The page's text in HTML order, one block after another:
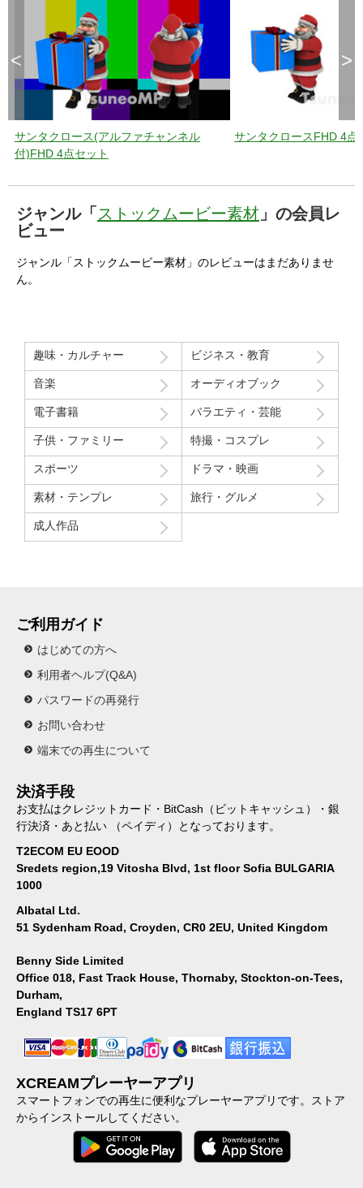
サンタクロース(アルファチャンネル
付)FHD 4点セット
サンタクロースFHD 4点
< >
ジャンル「ストックムービー素材 」の会員レ
ビュー
ジャンル「ストックムービー素材」のレビューはまだありませ
ん。
趣味・カルチャー ビジネス・教育
音楽 オーディオブック
電子書籍 バラエティ・芸能
子供・ファミリー 特撮・コスプレ
スポーツ ドラマ・映画
素材・テンプレ 旅行・グルメ
成人作品
ご利用ガイド
はじめての方へ
利用者ヘルプ(Q&A)
パスワードの再発行
お問い合わせ
端末での再生について
決済手段
お支払はクレジットカード・BitCash（ビットキャッシュ）・銀
行決済・あと払い （ペイディ）となっております。
T2ECOM EU EOOD
Sredets region,19 Vitosha Blvd, 1st floor Sofia BULGARIA
1000
Albatal Ltd.
51 Sydenham Road, Croyden, CR0 2EU, United Kingdom
Benny Side Limited
Office 018, Fast Track House, Thornaby, Stockton-on-Tees,
Durham,
England TS17 6PT
XCREAMプレーヤーアプリ
スマートフォンでの再生に便利なプレーヤーアプリです。ストア
からインストールしてください。